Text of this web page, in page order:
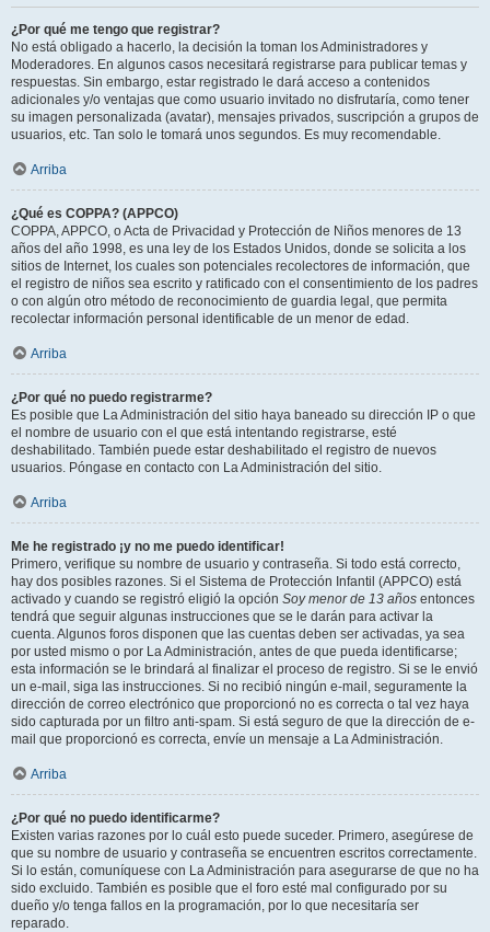
¿Por qué me tengo que registrar?
No está obligado a hacerlo, la decisión la toman los Administradores y
Moderadores. En algunos casos necesitará registrarse para publicar temas y
respuestas. Sin embargo, estar registrado le dará acceso a contenidos
adicionales y/o ventajas que como usuario invitado no disfrutaría, como tener
su imagen personalizada (avatar), mensajes privados, suscripción a grupos de
usuarios, etc. Tan solo le tomará unos segundos. Es muy recomendable.
Arriba
¿Qué es COPPA? (APPCO)
COPPA, APPCO, o Acta de Privacidad y Protección de Niños menores de 13
años del año 1998, es una ley de los Estados Unidos, donde se solicita a los
sitios de Internet, los cuales son potenciales recolectores de información, que
el registro de niños sea escrito y ratificado con el consentimiento de los padres
o con algún otro método de reconocimiento de guardia legal, que permita
recolectar información personal identificable de un menor de edad.
Arriba
¿Por qué no puedo registrarme?
Es posible que La Administración del sitio haya baneado su dirección IP o que
el nombre de usuario con el que está intentando registrarse, esté
deshabilitado. También puede estar deshabilitado el registro de nuevos
usuarios. Póngase en contacto con La Administración del sitio.
Arriba
Me he registrado ¡y no me puedo identificar!
Primero, verifique su nombre de usuario y contraseña. Si todo está correcto,
hay dos posibles razones. Si el Sistema de Protección Infantil (APPCO) está
activado y cuando se registró eligió la opción Soy menor de 13 años entonces
tendrá que seguir algunas instrucciones que se le darán para activar la
cuenta. Algunos foros disponen que las cuentas deben ser activadas, ya sea
por usted mismo o por La Administración, antes de que pueda identificarse;
esta información se le brindará al finalizar el proceso de registro. Si se le envió
un e-mail, siga las instrucciones. Si no recibió ningún e-mail, seguramente la
dirección de correo electrónico que proporcionó no es correcta o tal vez haya
sido capturada por un filtro anti-spam. Si está seguro de que la dirección de e-
mail que proporcionó es correcta, envíe un mensaje a La Administración.
Arriba
¿Por qué no puedo identificarme?
Existen varias razones por lo cuál esto puede suceder. Primero, asegúrese de
que su nombre de usuario y contraseña se encuentren escritos correctamente.
Si lo están, comuníquese con La Administración para asegurarse de que no ha
sido excluido. También es posible que el foro esté mal configurado por su
dueño y/o tenga fallos en la programación, por lo que necesitaría ser
reparado.